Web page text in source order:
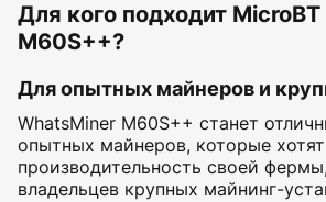
Для кого подходит
M60S++?
Для опытных майнеров и
WhatsMiner M60S++ станет
опытных майнеров, которые
производительность своей
владельцев крупных майнинг-